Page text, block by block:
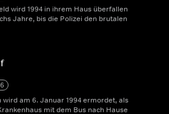
wird 1994 in ihrem Haus überfallen
Jahre, bis die Polizei den brutalen
wird am 6. Januar 1994 ermordet, als
mit dem Bus nach Hause